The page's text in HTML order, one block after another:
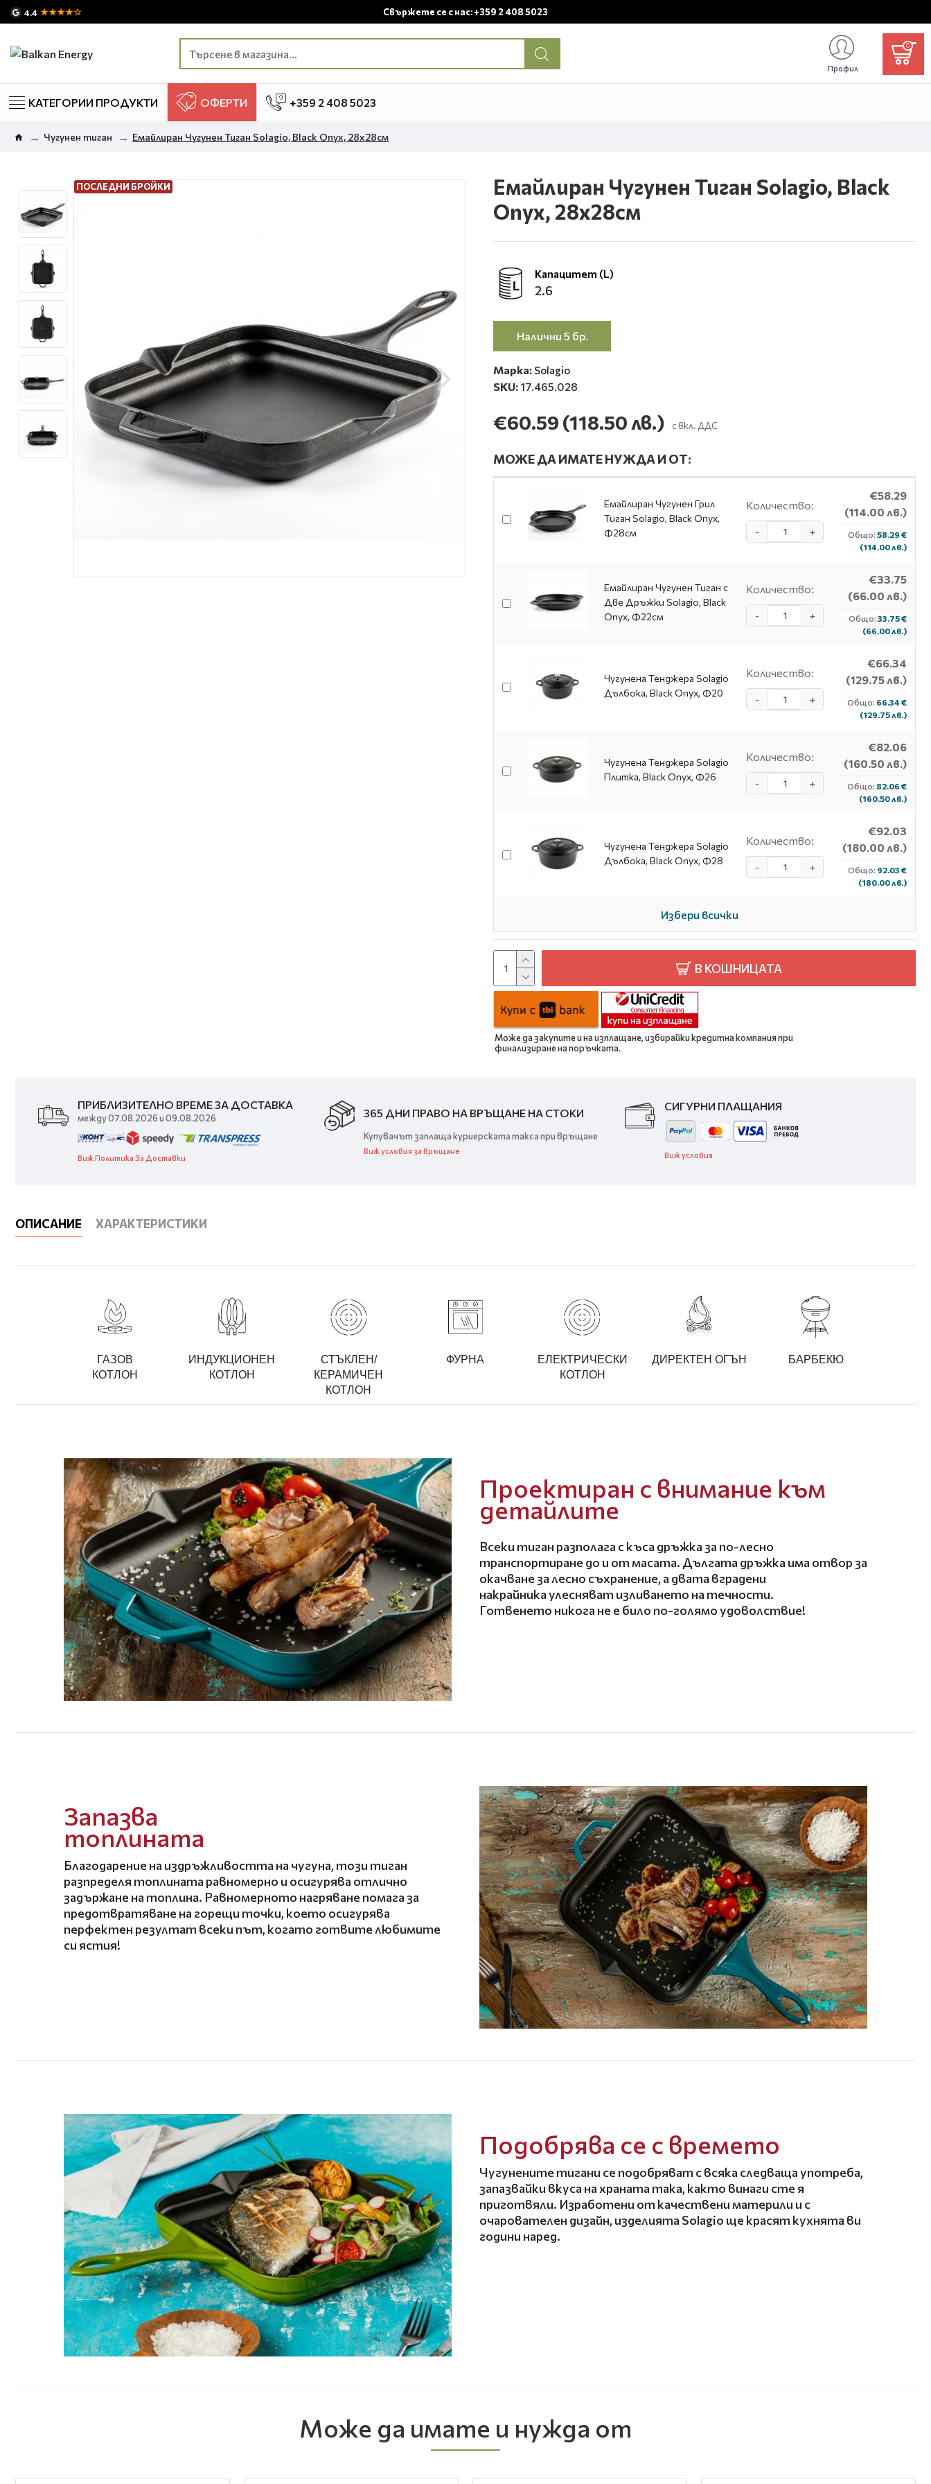
4.4 ★★★★☆ Свържете се с нас: +359 2 408 5023
Профил
0
КАТЕГОРИИ ПРОДУКТИ ОФЕРТИ +359 2 408 5023
Чугунен тиган Емайлиран Чугунен Тиган Solagio, Black Onyx, 28х28см
ПОСЛЕДНИ БРОЙКИ
Емайлиран Чугунен Тиган Solagio, Black
Onyx, 28х28см
Капацитет (L)
2.6
Налични 5 бр.
Марка: Solagio
SKU: 17.465.028
€60.59 (118.50 лв.) с вкл. ДДС
МОЖЕ ДА ИМАТЕ НУЖДА И ОТ:
Емайлиран Чугунен Грил
Тиган Solagio, Black Onyx,
Ф28см
Количество:
- +
€58.29
(114.00 лв.)
Общо: 58.29 €
(114.00 лв.)
Емайлиран Чугунен Тиган с
Две Дръжки Solagio, Black
Onyx, Ф22см
Количество:
- +
€33.75
(66.00 лв.)
Общо: 33.75 €
(66.00 лв.)
Чугунена Тенджера Solagio
Дълбока, Black Onyx, Ф20
Количество:
- +
€66.34
(129.75 лв.)
Общо: 66.34 €
(129.75 лв.)
Чугунена Тенджера Solagio
Плитка, Black Onyx, Ф26
Количество:
- +
€82.06
(160.50 лв.)
Общо: 82.06 €
(160.50 лв.)
Чугунена Тенджера Solagio
Дълбока, Black Onyx, Ф28
Количество:
- +
€92.03
(180.00 лв.)
Общо: 92.03 €
(180.00 лв.)
Избери всички
В КОШНИЦАТА
Може да закупите и на изплащане, избирайки кредитна компания при
финализиране на поръчката.
ПРИБЛИЗИТЕЛНО ВРЕМЕ ЗА ДОСТАВКА
между 07.08.2026 и 09.08.2026
Виж Политика За Доставки
365 ДНИ ПРАВО НА ВРЪЩАНЕ НА СТОКИ
Купувачът заплаща куриерската такса при връщане
Виж условия за връщане
СИГУРНИ ПЛАЩАНИЯ
Виж условия
Може да имате и нужда от
ОПИСАНИЕ ХАРАКТЕРИСТИКИ
ГАЗОВ
КОТЛОН
ИНДУКЦИОНЕН
КОТЛОН
СТЪКЛЕН/
КЕРАМИЧЕН
КОТЛОН
ФУРНА
ЕЛЕКТРИЧЕСКИ
КОТЛОН
ДИРЕКТЕН ОГЪН БАРБЕКЮ
Проектиран с внимание към
детайлите
Всеки тиган разполага с къса дръжка за по-лесно
транспортиране до и от масата. Дългата дръжка има отвор за
окачване за лесно съхранение, а двата вградени
накрайника улесняват изливането на течности.
Готвенето никога не е било по-голямо удоволствие!
Запазва
топлината
Благодарение на издръжливостта на чугуна, този тиган
разпределя топлината равномерно и осигурява отлично
задържане на топлина. Равномерното нагряване помага за
предотвратяване на горещи точки, което осигурява
перфектен резултат всеки път, когато готвите любимите
си ястия!
Подобрява се с времето
Чугунените тигани се подобряват с всяка следваща употреба,
запазвайки вкуса на храната така, както винаги сте я
приготвяли. Изработени от качествени материли и с
очарователен дизайн, изделията Solagio ще красят кухнята ви
години наред.